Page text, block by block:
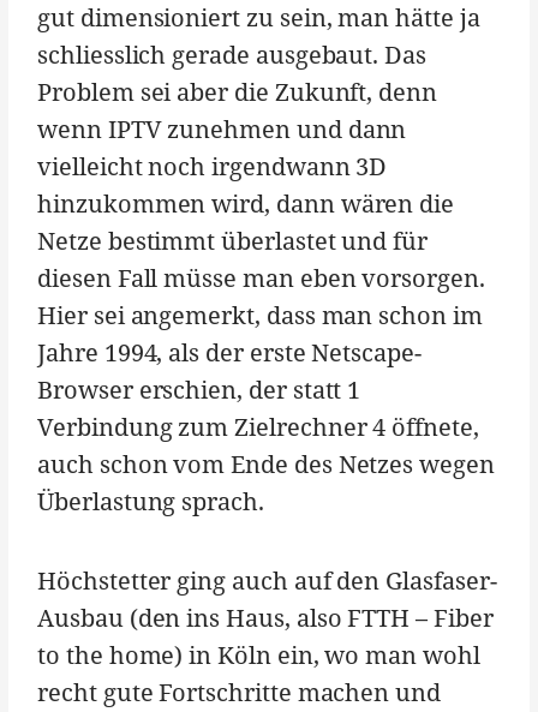
gut dimensioniert zu sein, man hätte ja
schliesslich gerade ausgebaut. Das
Problem sei aber die Zukunft, denn
wenn IPTV zunehmen und dann
vielleicht noch irgendwann 3D
hinzukommen wird, dann wären die
Netze bestimmt überlastet und für
diesen Fall müsse man eben vorsorgen.
Hier sei angemerkt, dass man schon im
Jahre 1994, als der erste Netscape-
Browser erschien, der statt 1
Verbindung zum Zielrechner 4 öffnete,
auch schon vom Ende des Netzes wegen
Überlastung sprach.
Höchstetter ging auch auf den Glasfaser-
Ausbau (den ins Haus, also FTTH – Fiber
to the home) in Köln ein, wo man wohl
recht gute Fortschritte machen und